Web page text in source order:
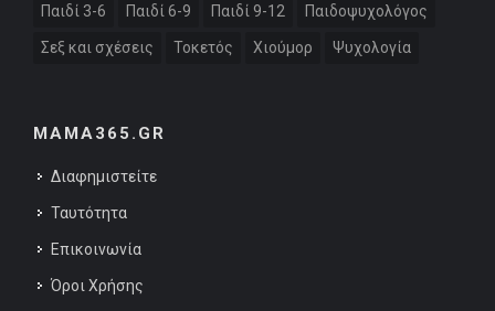
Παιδί 3-6 Παιδί 6-9 Παιδί 9-12 Παιδοψυχολόγος
Σεξ και σχέσεις Τοκετός Χιούμορ Ψυχολογία
MAMA365.GR
Διαφημιστείτε
Ταυτότητα
Επικοινωνία
Όροι Χρήσης